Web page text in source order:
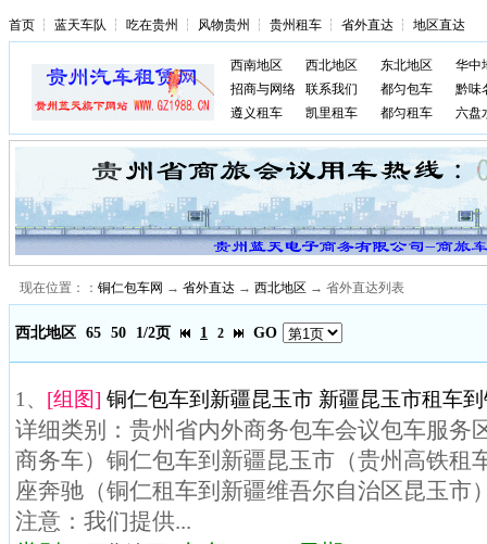
首页 ┆ 蓝天车队 ┆ 吃在贵州 ┆ 风物贵州 ┆ 贵州租车 ┆ 省外直达 ┆ 地区直达
西南地区 西北地区 东北地区
华中
招商与网络
联系我们 都匀包车
黔味
遵义租车
凯里租车 都匀租车 六盘
现在位置：： 铜仁包车网 → 省外直达 → 西北地区 → 省外直达列表
西北地区 65 50 1/2页 1 2 GO
1、 [组图] 铜仁包车到新疆昆玉市 新疆昆玉市租车
详细类别：贵州省内外商务包车会议包车服务
商务车）铜仁包车到新疆昆玉市（贵州高铁租
座奔驰（铜仁租车到新疆维吾尔自治区昆玉市
注意：我们提供...